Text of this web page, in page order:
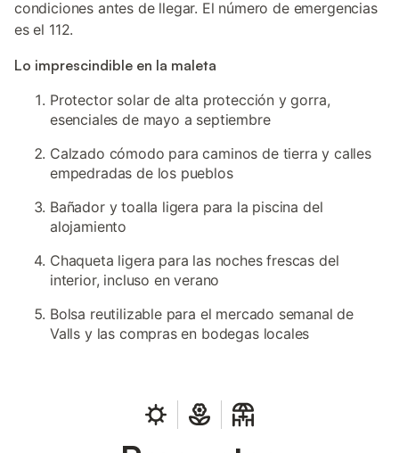
condiciones antes de llegar. El número de emergencias
es el 112.
Lo imprescindible en la maleta
Protector solar de alta protección y gorra,
esenciales de mayo a septiembre
Calzado cómodo para caminos de tierra y calles
empedradas de los pueblos
Bañador y toalla ligera para la piscina del
alojamiento
Chaqueta ligera para las noches frescas del
interior, incluso en verano
Bolsa reutilizable para el mercado semanal de
Valls y las compras en bodegas locales